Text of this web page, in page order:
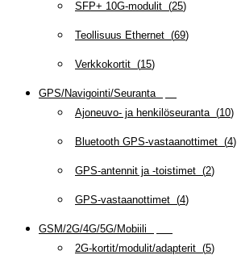
SFP+ 10G-modulit (25)
Teollisuus Ethernet (69)
Verkkokortit (15)
GPS/Navigointi/Seuranta
Ajoneuvo- ja henkilöseuranta (10)
Bluetooth GPS-vastaanottimet (4)
GPS-antennit ja -toistimet (2)
GPS-vastaanottimet (4)
GSM/2G/4G/5G/Mobiili
2G-kortit/modulit/adapterit (5)